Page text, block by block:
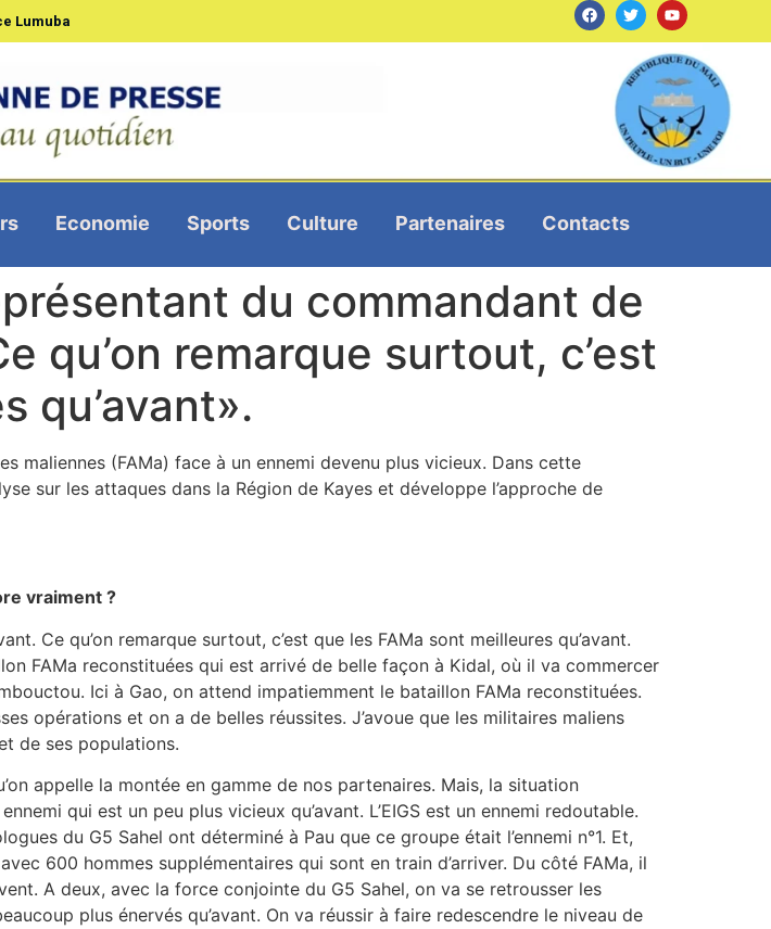
Lumuba
Economie Sports Culture Partenaires Contacts
du commandant de
qu’on remarque surtout, c’est
qu’avant».
maliennes (FAMa) face à un ennemi devenu plus vicieux. Dans cette
sur les attaques dans la Région de Kayes et développe l’approche de
vraiment ?
Ce qu’on remarque surtout, c’est que les FAMa sont meilleures qu’avant.
FAMa reconstituées qui est arrivé de belle façon à Kidal, où il va commercer
Ici à Gao, on attend impatiemment le bataillon FAMa reconstituées.
opérations et on a de belles réussites. J’avoue que les militaires maliens
de ses populations.
appelle la montée en gamme de nos partenaires. Mais, la situation
qui est un peu plus vicieux qu’avant. L’EIGS est un ennemi redoutable.
du G5 Sahel ont déterminé à Pau que ce groupe était l’ennemi n°1. Et,
600 hommes supplémentaires qui sont en train d’arriver. Du côté FAMa, il
A deux, avec la force conjointe du G5 Sahel, on va se retrousser les
plus énervés qu’avant. On va réussir à faire redescendre le niveau de